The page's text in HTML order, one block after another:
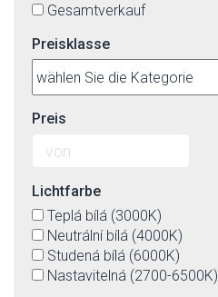
Gesamtverkauf
Preisklasse
Preis
Lichtfarbe
Teplá bílá (3000K)
Neutrální bílá (4000K)
Studená bílá (6000K)
Nastavitelná (2700-6500K)